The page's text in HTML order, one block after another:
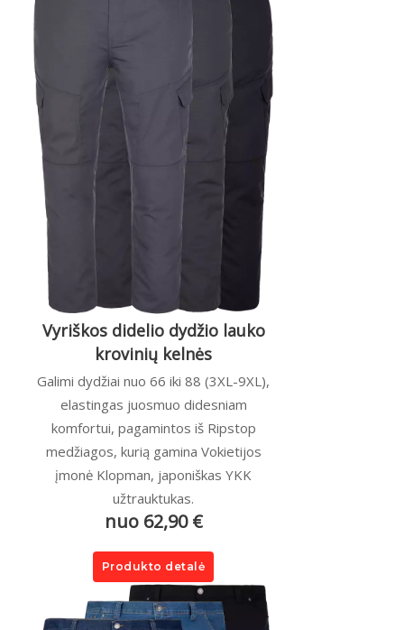
Vyriškos didelio dydžio lauko
krovinių kelnės
Galimi dydžiai nuo 66 iki 88 (3XL-9XL),
elastingas juosmuo didesniam
komfortui, pagamintos iš Ripstop
medžiagos, kurią gamina Vokietijos
įmonė Klopman, japoniškas YKK
užtrauktukas.
nuo 62,90 €
Produkto detalė